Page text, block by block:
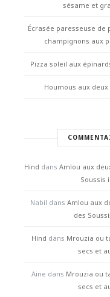
sésame et
Écrasée paresseuse de
champignons aux
Pizza soleil aux
Houmous aux
Hind dans Amlou aux
Soussis
Nabil dans Amlou aux
des
Hind dans Mrouzia ou
secs et
Aine dans Mrouzia ou
secs et